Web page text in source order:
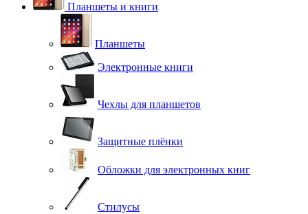
Планшеты и книги
Планшеты
Электронные книги
Чехлы для планшетов
Защитные плёнки
Обложки для электронных книг
Стилусы